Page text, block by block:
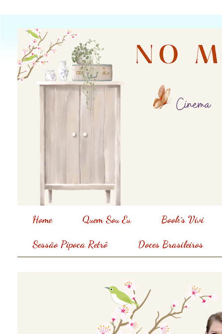
Home Quem Sou Eu Book´s Vivi
Sessão Pipoca Retrô Doces Brasileiros